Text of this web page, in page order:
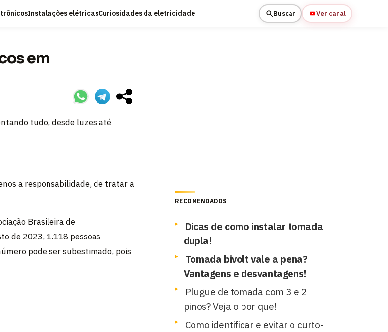
Instalações elétricasCuriosidades da eletricidade Buscar Ver canal
em
tudo, desde luzes até
a responsabilidade, de tratar a
Brasileira de
de 2023, 1.118 pessoas
pode ser subestimado, pois
RECOMENDADOS
Dicas de como instalar tomada
dupla!
Tomada bivolt vale a pena?
Vantagens e desvantagens!
Plugue de tomada com 3 e 2
pinos? Veja o por que!
Como identificar e evitar o curto-